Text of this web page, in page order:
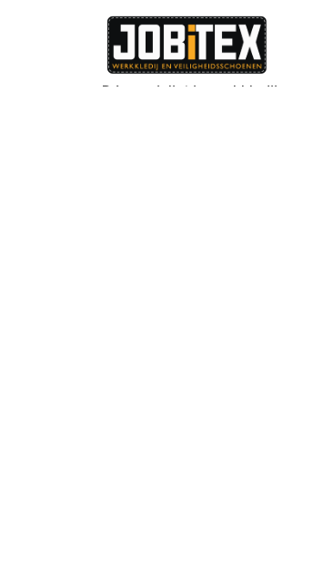
Dé specialist in werkkledij en